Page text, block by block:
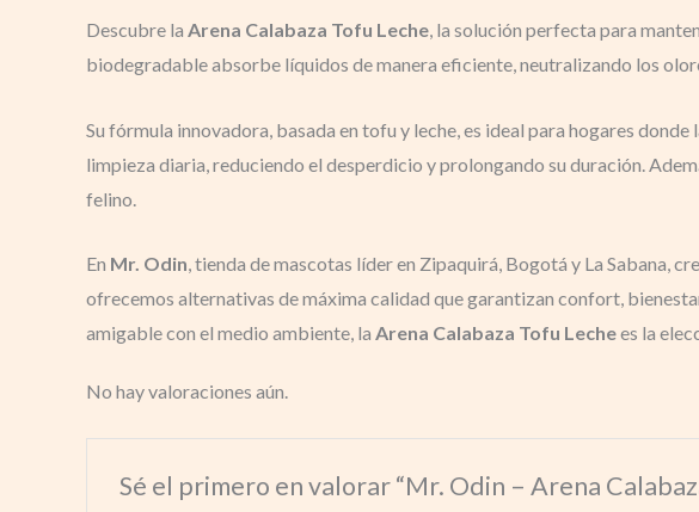
Descubre la Arena Calabaza Tofu Leche, la solución perfecta para
biodegradable absorbe líquidos de manera eficiente, neutralizando los
Su fórmula innovadora, basada en tofu y leche, es ideal para hogares
limpieza diaria, reduciendo el desperdicio y prolongando su duración.
felino.
En Mr. Odin, tienda de mascotas líder en Zipaquirá, Bogotá y La Sabana,
ofrecemos alternativas de máxima calidad que garantizan confort,
amigable con el medio ambiente, la Arena Calabaza Tofu Lechees la
No hay valoraciones aún.
Sé el primero en valorar “Mr. Odin – Arena